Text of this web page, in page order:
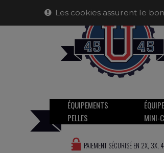
ÉQUIPEMENTS
PELLES
MINI-
PAIEMENT SÉCURISÉ EN 2X, 3X,
Les cookies assurent le